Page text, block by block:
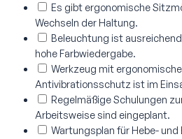
Es gibt ergonomische
Wechseln der Haltung.
Beleuchtung ist
hohe Farbwiedergabe.
Werkzeug mit
Antivibrationsschutz ist im
Regelmäßige Schulungen
Arbeitsweise sind eingeplant.
Wartungsplan für Hebe- und